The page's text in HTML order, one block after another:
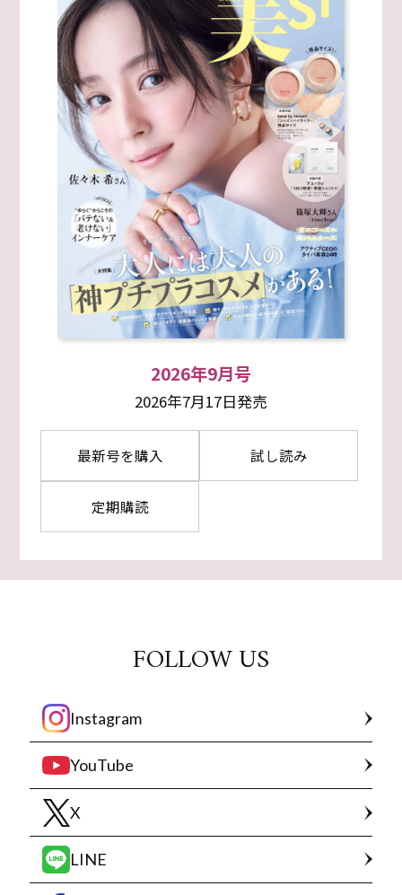
2026年9月号
2026年7月17日発売
最新号を購入 試し読み
定期購読
FOLLOW US
Instagram
YouTube
X
LINE